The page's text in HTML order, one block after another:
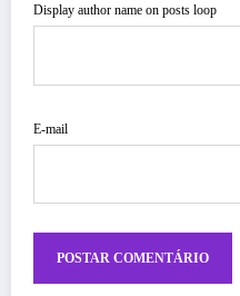
Display author name on posts loop
E-mail